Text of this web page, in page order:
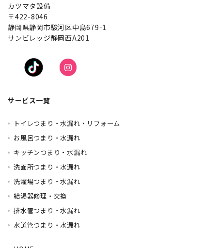
カツマタ設備
〒422-8046
静岡県静岡市駿河区中島679-1
サンビレッジ静岡西A201
サービス一覧
トイレつまり・水漏れ・リフォーム
お風呂つまり・水漏れ
キッチンつまり・水漏れ
洗面所つまり・水漏れ
洗濯場つまり・水漏れ
給湯器修理・交換
排水管つまり・水漏れ
水道管つまり・水漏れ